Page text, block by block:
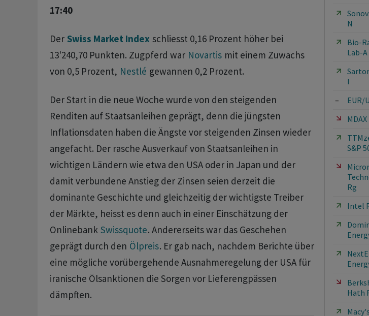
17:40
Der Swiss Market Index schliesst 0,16 Prozent höher bei
13'240,70 Punkten. Zugpferd war Novartis mit einem Zuwachs
von 0,5 Prozent, Nestlé gewannen 0,2 Prozent.
Der Start in die neue Woche wurde von den steigenden
Renditen auf Staatsanleihen geprägt, denn die jüngsten
Inflationsdaten haben die Ängste vor steigenden Zinsen wieder
angefacht. Der rasche Ausverkauf von Staatsanleihen in
wichtigen Ländern wie etwa den USA oder in Japan und der
damit verbundene Anstieg der Zinsen seien derzeit die
dominante Geschichte und gleichzeitig der wichtigste Treiber
der Märkte, heisst es denn auch in einer Einschätzung der
Onlinebank Swissquote. Andererseits war das Geschehen
geprägt durch den Ölpreis. Er gab nach, nachdem Berichte über
‌eine mögliche vorübergehende Ausnahmeregelung der USA für
‌iranische Ölsanktionen die Sorgen vor ​Lieferengpässen
dämpften.
N
Bio-
Lab-A
I
– EUR/
MDAX
S&P
Rg
Intel
Hath